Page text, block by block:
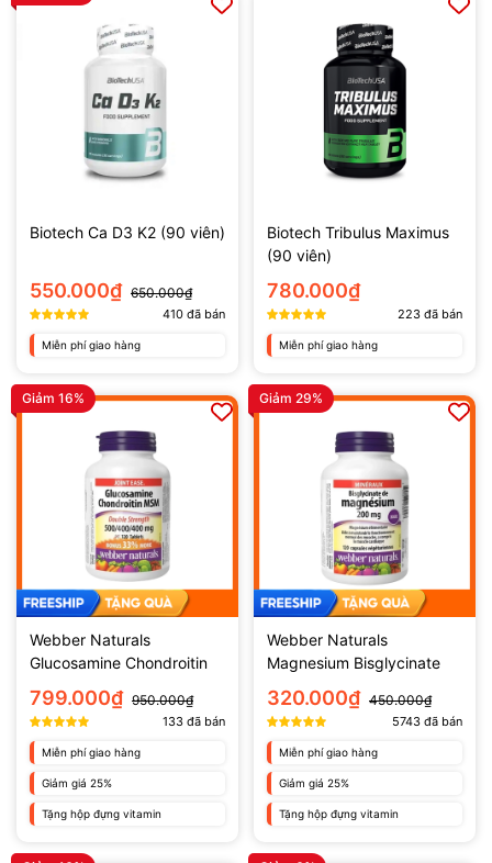
Biotech Ca D3 K2 (90 viên)
550.000₫ 650.000₫
410 đã bán
Miễn phí giao hàng
Biotech Tribulus Maximus
(90 viên)
780.000₫
223 đã bán
Miễn phí giao hàng
Giảm 16%
Webber Naturals
Glucosamine Chondroitin
MSM (120 viên)
799.000₫ 950.000₫
133 đã bán
Miễn phí giao hàng
Giảm giá 25%
Tặng hộp đựng vitamin
Giảm 29%
Webber Naturals
Magnesium Bisglycinate
200mg
320.000₫ 450.000₫
5743 đã bán
Miễn phí giao hàng
Giảm giá 25%
Tặng hộp đựng vitamin